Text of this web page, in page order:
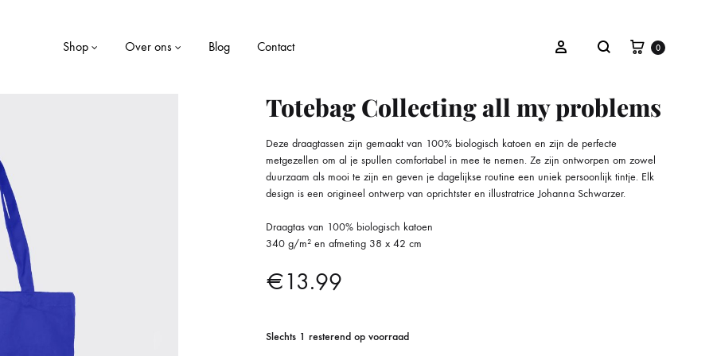
Shop
WONEN OVERIGEN
Cadeaubon
Over ons Blog Contact InloggenZoeken 0
Totebag Collecting all my problems
Deze draagtassen zijn gemaakt van 100% biologisch katoen en zijn de perfecte
metgezellen om al je spullen comfortabel in mee te nemen. Ze zijn ontworpen om zowel
duurzaam als mooi te zijn en geven je dagelijkse routine een uniek persoonlijk tintje. Elk
design is een origineel ontwerp van oprichtster en illustratrice Johanna Schwarzer.
Draagtas van 100% biologisch katoen
340 g/m² en afmeting 38 x 42 cm
€13.99
Slechts 1 resterend op voorraad